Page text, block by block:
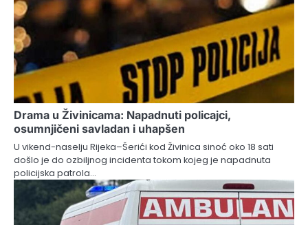
Drama u Živinicama: Napadnuti policajci,
osumnjičeni savladan i uhapšen
U vikend-naselju Rijeka–Šerići kod Živinica sinoć oko 18 sati
došlo je do ozbiljnog incidenta tokom kojeg je napadnuta
policijska patrola…